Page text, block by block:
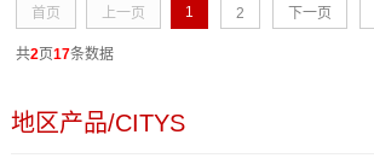
首页 上一页 1 2 下一页
共2页17条数据
地区产品/CITYS